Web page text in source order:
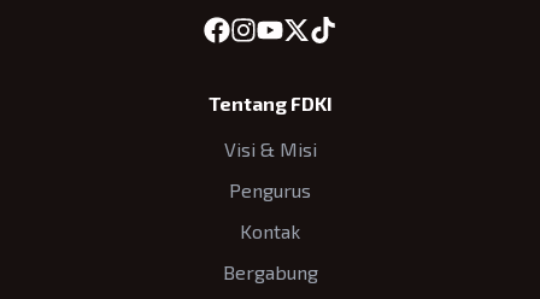
Tentang FDKI
Visi & Misi
Pengurus
Kontak
Bergabung